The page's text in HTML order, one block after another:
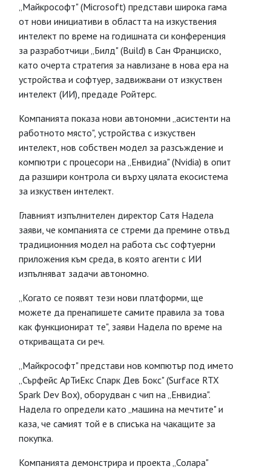
„Майкрософт" (Microsoft) представи широка гама
от нови инициативи в областта на изкуствения
интелект по време на годишната си конференция
за разработчици „Билд" (Build) в Сан Франциско,
като очерта стратегия за навлизане в нова ера на
устройства и софтуер, задвижвани от изкуствен
интелект (ИИ), предаде Ройтерс.
Компанията показа нови автономни „асистенти на
работното място", устройства с изкуствен
интелект, нов собствен модел за разсъждение и
компютри с процесори на „Енвидиа" (Nvidia) в опит
да разшири контрола си върху цялата екосистема
за изкуствен интелект.
Главният изпълнителен директор Сатя Надела
заяви, че компанията се стреми да премине отвъд
традиционния модел на работа със софтуерни
приложения към среда, в която агенти с ИИ
изпълняват задачи автономно.
„Когато се появят тези нови платформи, ще
можете да пренапишете самите правила за това
как функционират те", заяви Надела по време на
откриващата си реч.
„Майкрософт" представи нов компютър под името
„Сърфейс АрТиЕкс Спарк Дев Бокс" (Surface RTX
Spark Dev Box), оборудван с чип на „Енвидиа".
Надела го определи като „машина на мечтите" и
каза, че самият той е в списъка на чакащите за
покупка.
Компанията демонстрира и проекта „Солара"